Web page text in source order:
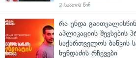
2 საათის წინ
რა უნდა
აპლიკაციის შევსების
საქართველოს ბანკის
ხუნდაძის რჩევები